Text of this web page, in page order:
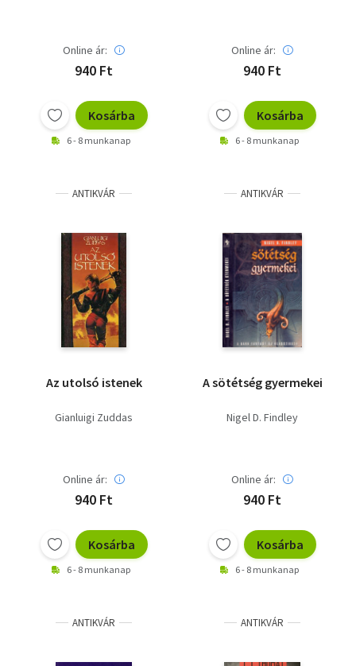
Online ár:
940 Ft
Kosárba
6 - 8 munkanap
Online ár:
940 Ft
Kosárba
6 - 8 munkanap
ANTIKVÁR
Az utolsó istenek
Gianluigi Zuddas
Online ár:
940 Ft
Kosárba
6 - 8 munkanap
ANTIKVÁR
A sötétség gyermekei
Nigel D. Findley
Online ár:
940 Ft
Kosárba
6 - 8 munkanap
ANTIKVÁR ANTIKVÁR